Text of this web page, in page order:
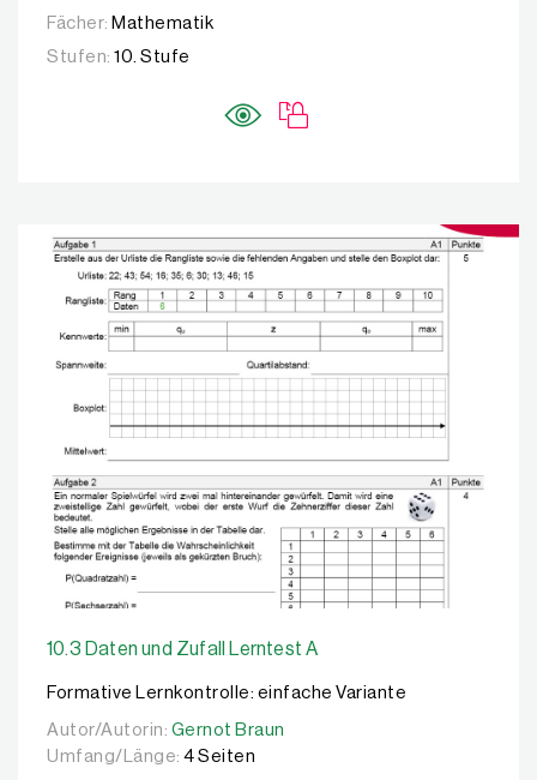
Fächer: Mathematik
Stufen: 10. Stufe
10.3 Daten und Zufall Lerntest A
Formative Lernkontrolle: einfache Variante
Autor/Autorin: Gernot Braun
Autor/Autorin: Gernot Braun
Umfang/Länge: 4 Seiten